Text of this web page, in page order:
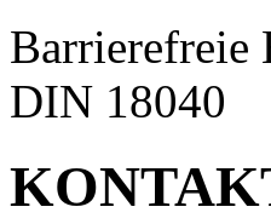
Barrierefreie
DIN 18040